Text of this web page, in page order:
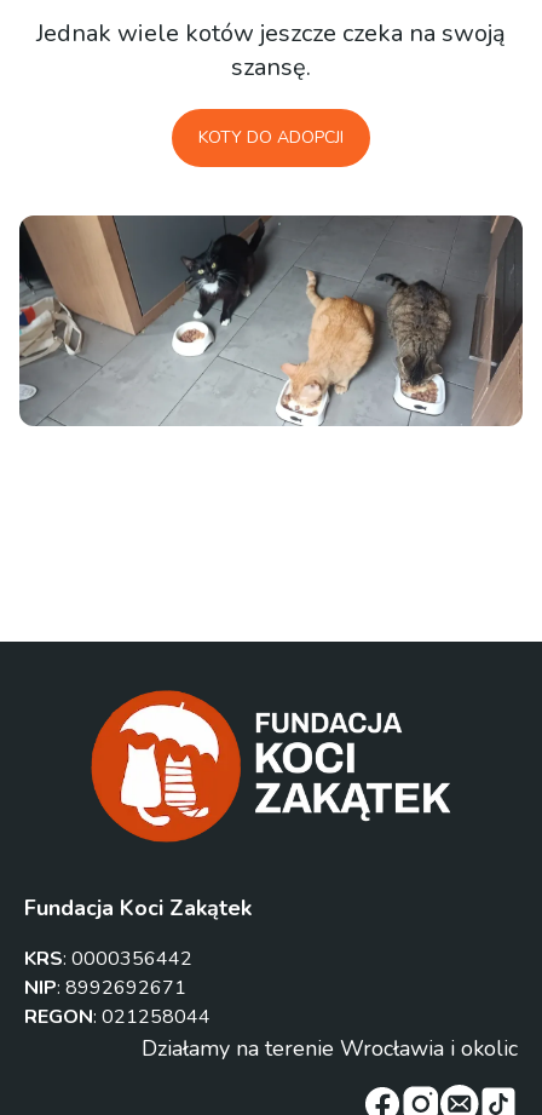
Jednak wiele kotów jeszcze czeka na swoją
szansę.
KOTY DO ADOPCJI
Fundacja Koci Zakątek
KRS: 0000356442
NIP: 8992692671
REGON: 021258044
Działamy na terenie Wrocławia i okolic